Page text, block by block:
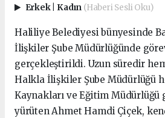
Erkek Kadın (Haberi Sesli Oku)
Haliliye Belediyesi bünyesinde
İlişkiler Şube Müdürlüğünde
gerçekleştirildi. Uzun süredir hem
Halkla İlişkiler Şube Müdürlüğü
Kaynakları ve Eğitim
yürüten Ahmet Hamdi Çiçek,